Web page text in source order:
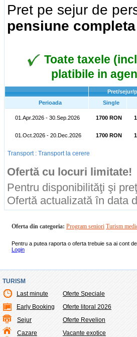
Pret pe sejur de
pensiune
Toate taxele
platibile in
Pret/sejur/
Perioada
Single
01.Apr.2026 - 30.Sep.2026 1700 RON
01.Oct.2026 - 20.Dec.2026 1700 RON
Transport : Transport la cerere
Ofertă cu locuri limitate!
Pentru disponibilităţi şi
Ofertă actualizată în data
Oferta din categoria: Program seniori Turism
Pentru a putea raporta o oferta trebuie sa ai cont
Login
TURISM
Last minute
Early Booking
Sejur
Cazare
Oferte Speciale
Oferte litoral 2026
Oferte Revelion
Vacante exotice